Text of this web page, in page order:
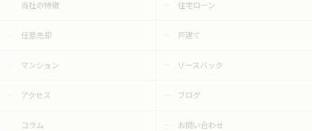
当社の特徴 住宅ローン
任意売却 戸建て
マンション リースバック
アクセス ブログ
コラム お問い合わせ